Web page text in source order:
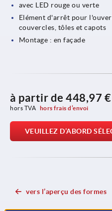
avec LED rouge ou verte
Elément d'arrêt pour
couvercles, tôles et capots
Montage : en façade
à partir de 448,97 €
hors TVA hors frais d’envoi
VEUILLEZ D’ABORD
vers l’aperçu des formes